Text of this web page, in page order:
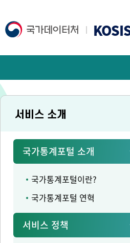
서비스 소개
국가통계포털 소개
국가통계포털이란?
국가통계포털 연혁
서비스 정책